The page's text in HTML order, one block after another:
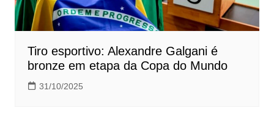
Tiro esportivo: Alexandre Galgani é
bronze em etapa da Copa do Mundo
31/10/2025